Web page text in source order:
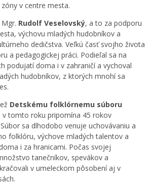
v centre mesta.
Rudolf Veselovský, a to za podporu
výchovu mladých hudobníkov a
dedičstva. Veľkú časť svojho života
a pedagogickej práci. Podieľal sa na
podujatí doma i v zahraničí a vychoval
hudobníkov, z ktorých mnohí sa
Detskému folklórnemu súboru
v tomto roku pripomína 45 rokov
sa dlhodobo venuje uchovávaniu a
folklóru, výchove mladých talentov a
i za hranicami. Počas svojej
tanečníkov, spevákov a
v umeleckom pôsobení aj v